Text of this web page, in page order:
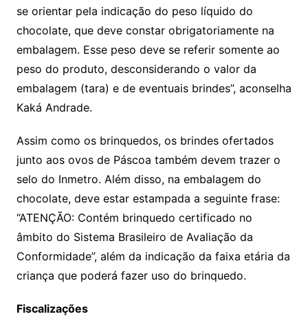
se orientar pela indicação do peso líquido do
chocolate, que deve constar obrigatoriamente na
embalagem. Esse peso deve se referir somente ao
peso do produto, desconsiderando o valor da
embalagem (tara) e de eventuais brindes”, aconselha
Kaká Andrade.
Assim como os brinquedos, os brindes ofertados
junto aos ovos de Páscoa também devem trazer o
selo do Inmetro. Além disso, na embalagem do
chocolate, deve estar estampada a seguinte frase:
“ATENÇÃO: Contém brinquedo certificado no
âmbito do Sistema Brasileiro de Avaliação da
Conformidade”, além da indicação da faixa etária da
criança que poderá fazer uso do brinquedo.
Fiscalizações